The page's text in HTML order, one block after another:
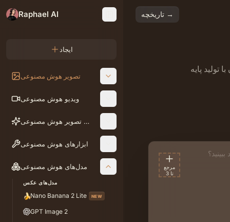
Raphael AI
ایجاد
تصویر هوش مصنوعی
ویدیو هوش مصنوعی
ویرایش تصویر هوش مصنوعی
ابزارهای هوش مصنوعی
مدل‌های هوش مصنوعی
مدل‌های عکس
🍌Nano Banana 2 Lite NEW
GPT Image 2
تاریخچه →
پایه
مرجع
تا 3